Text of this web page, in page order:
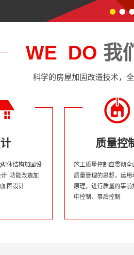
WE DO 我
科学的房屋加固改造技术，
体结构加固设
;功能改造加
固设计
质量控
施工质量控制应贯彻全
质量管理的思想，运用
原理，进行质量的事前
中控制、事后控制